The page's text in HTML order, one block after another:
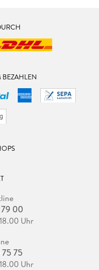
BEZAHLEN
00
Uhr
75
Uhr